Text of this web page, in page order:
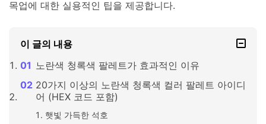
목업에 대한 실용적인 팁을 제공합니다.
이 글의 내용
노란색 청록색 팔레트가 효과적인 이유
20가지 이상의 노란색 청록색 컬러 팔레트 아이디
어 (HEX 코드 포함)
햇빛 가득한 석호